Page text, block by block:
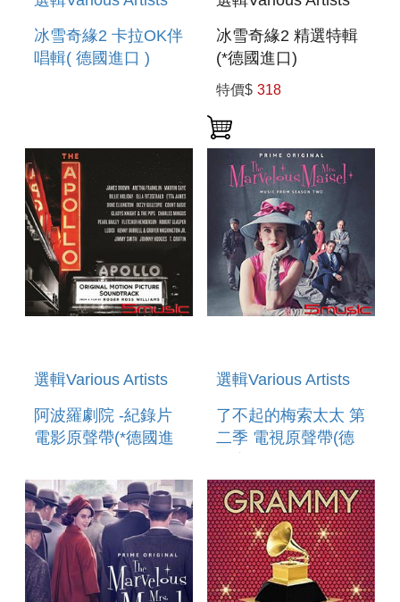
冰雪奇緣2 卡拉OK伴
唱輯( 德國進口 )
冰雪奇緣2 精選特輯
(*德國進口)
FROZEN 2 SING
特價$ 318
選輯Various Artists
阿波羅劇院 -紀錄片
電影原聲帶(*德國進
ORIGINAL MOTION
PICTURE
SOUNDTRACK
選輯Various Artists
了不起的梅索太太 第
二季 電視原聲帶(德
MARVELOUS MRS.
MAISEL: SEASON 2